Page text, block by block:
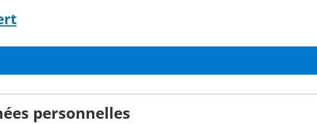
personnelles